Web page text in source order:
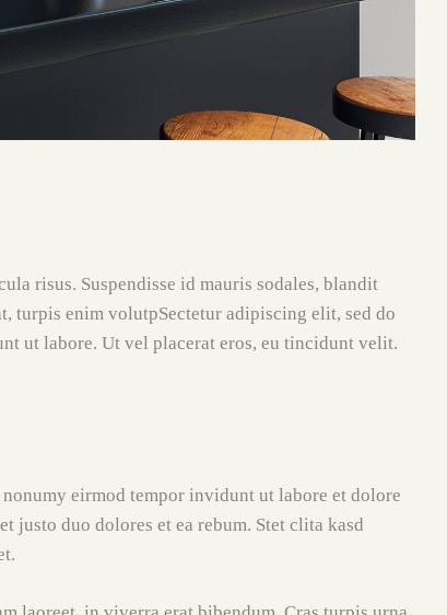
risus. Suspendisse id mauris sodales, blandit
turpis enim volutpSectetur adipiscing elit, sed do
ut labore. Ut vel placerat eros, eu tincidunt velit.
eirmod tempor invidunt ut labore et dolore
justo duo dolores et ea rebum. Stet clita kasd